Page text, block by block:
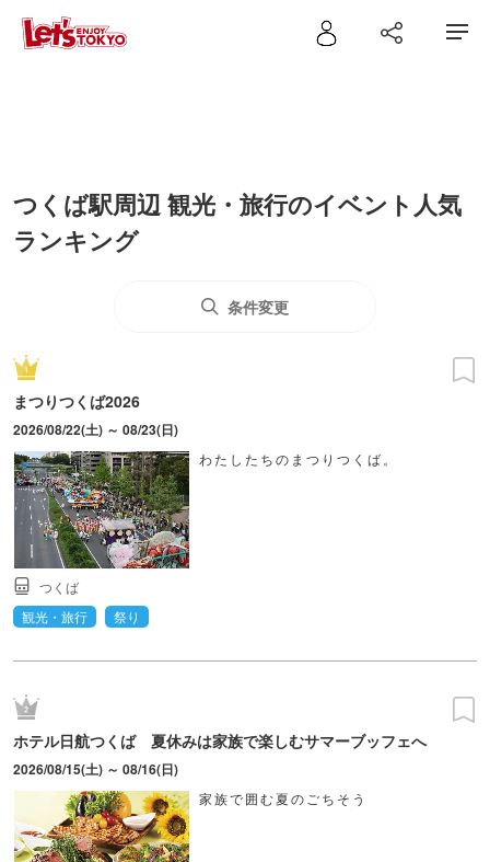
つくば駅周辺 観光・旅行のイベント人気
ランキング
条件変更
まつりつくば2026
2026/08/22(土) ～ 08/23(日)
わたしたちのまつりつくば。
つくば
観光・旅行
祭り
ホテル日航つくば 夏休みは家族で楽しむサマーブッフェへ
2026/08/15(土) ～ 08/16(日)
家族で囲む夏のごちそう